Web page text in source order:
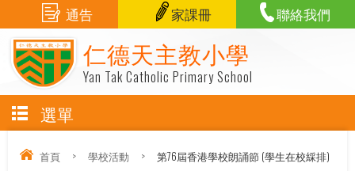
仁德天主教小學
Yan Tak Catholic Primary School
通告 家課冊 聯絡我們
選單
首頁 > 學校活動 > 第76屆香港學校朗誦節 (學生在校綵排)